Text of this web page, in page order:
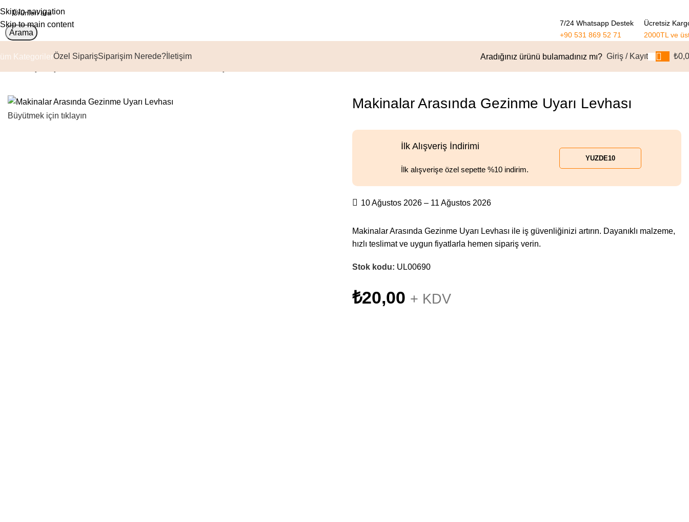
Skip to navigation
Skip to main content
Arama
7/24 Whatsapp Destek
+90 531 869 52 71
Ücretsiz
2000TL ve
KategorilerÖzel SiparişSiparişim Nerede? İletişim Aradığınız ürünü bulamadınız mı? Giriş / Kayıt ₺
Büyütmek için tıklayın
Makinalar Arasında Gezinme Uyarı Levhası
İlk Alışveriş İndirimi
İlk alışverişe özel sepette %10 indirim.
YUZDE10
10 Ağustos 2026 – 11 Ağustos 2026
Makinalar Arasında Gezinme Uyarı Levhası ile iş güvenliğinizi artırın. Dayanıklı malzeme,
hızlı teslimat ve uygun fiyatlarla hemen sipariş verin.
Stok kodu: UL00690
₺20,00 + KDV